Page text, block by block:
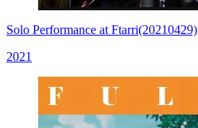
Solo Performance at Ftarri(20210429)
2021